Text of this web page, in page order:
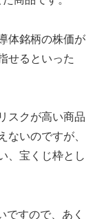
体銘柄の株価が
せるといった
スクが高い商品
ないのですが、
、宝くじ枠とし
ですので、あく